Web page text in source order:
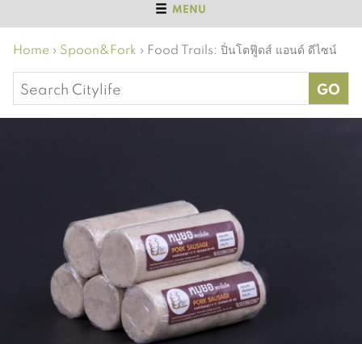
MENU
Home › Spoon&Fork › Food Trails: ปิ่นโตฟู๊ดส์ แอนด์ ดีไซน์
Search
for: